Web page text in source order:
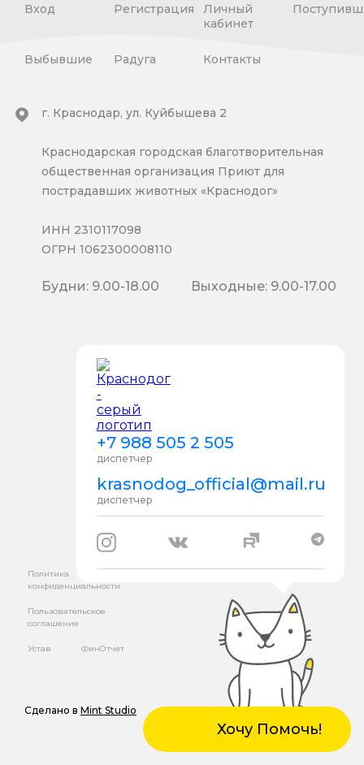
Хочу Помочь!
Вход Регистрация
Личный
кабинет
Выбывшие Радуга Контакты
+7 988 505 2 505
диспетчер
krasnodog_official@mail.ru
диспетчер
г. Краснодар, ул. Куйбышева 2
Краснодарская городская благотворительная
общественная организация Приют для
пострадавших животных «Краснодог»
ИНН 2310117098
ОГРН 1062300008110
Будни: 9.00-18.00 Выходные: 9.00-17.00
Политика
конфиденциальности
Пользовательское
соглашение
Устав ФинОтчет
Сделано в Mint Studio